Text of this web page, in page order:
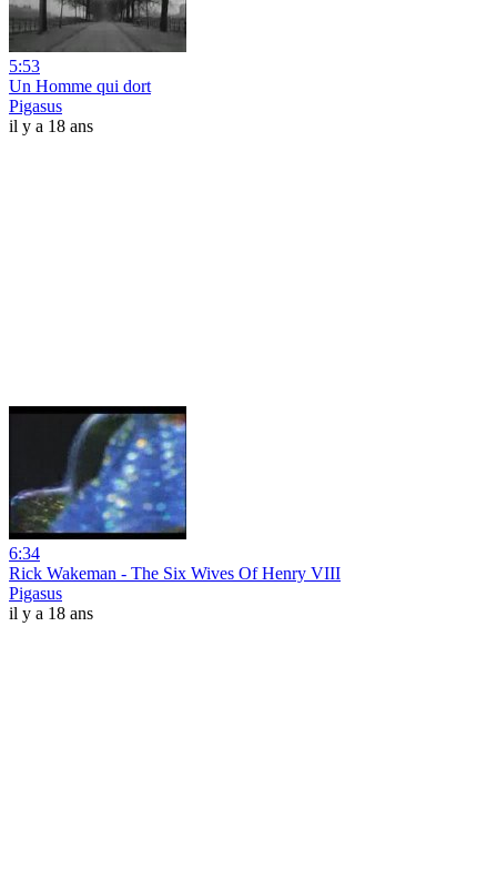
5:53
Un Homme qui dort
Pigasus
il y a 18 ans
6:34
Rick Wakeman - The Six Wives Of Henry VIII
Pigasus
il y a 18 ans